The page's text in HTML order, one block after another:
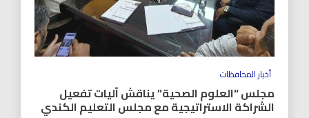
أخبار المحافظات
مجلس “العلوم الصحية” يناقش آليات تفعيل
الشراكة الاستراتيجية مع مجلس التعليم الكندي